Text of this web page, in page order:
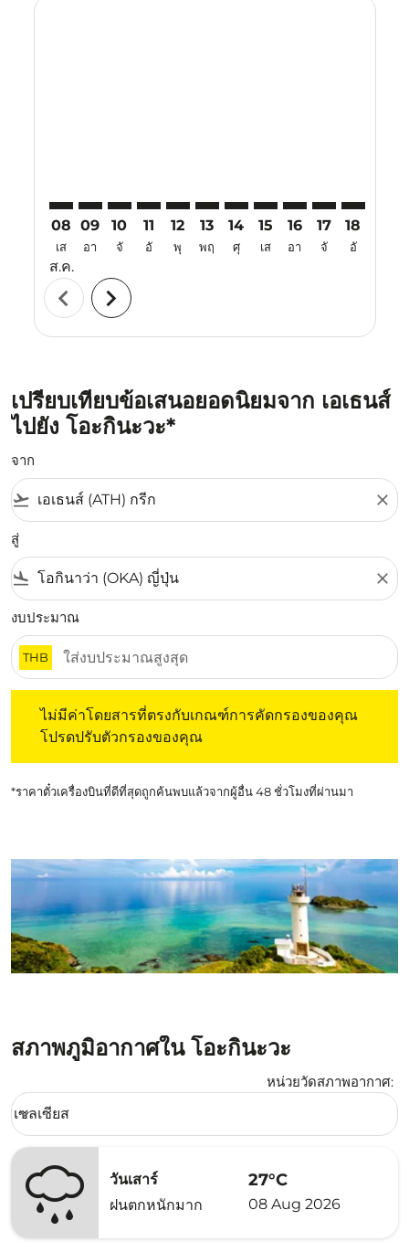
08
เส
ส.ค.
09
อา
10
จั
11
อั
12
พุ
13
พฤ
14
ศุ
15
เส
16
อา
17
จั
18
อั
chevron_left chevron_right
เปรียบเทียบข้อเสนอยอดนิยมจาก เอเธนส์
ไปยัง โอะกินะวะ*
จาก
flight_takeoff close
สู่
flight_land close
งบประมาณ
THB
ไม่มีค่าโดยสารที่ตรงกับเกณฑ์การคัดกรองของคุณ
โปรดปรับตัวกรองของคุณ
*ราคาตั๋วเครื่องบินที่ดีที่สุดถูกค้นพบแล้วจากผู้อื่น 48 ชั่วโมงที่ผ่านมา
สภาพภูมิอากาศใน โอะกินะวะ
หน่วยวัดสภาพอากาศ:
Weather unit option เซลเซียส Selected
เซลเซียส
keyboard_arrow_down
วันเสาร์
ฝนตกหนักมาก
27°C
08 Aug 2026